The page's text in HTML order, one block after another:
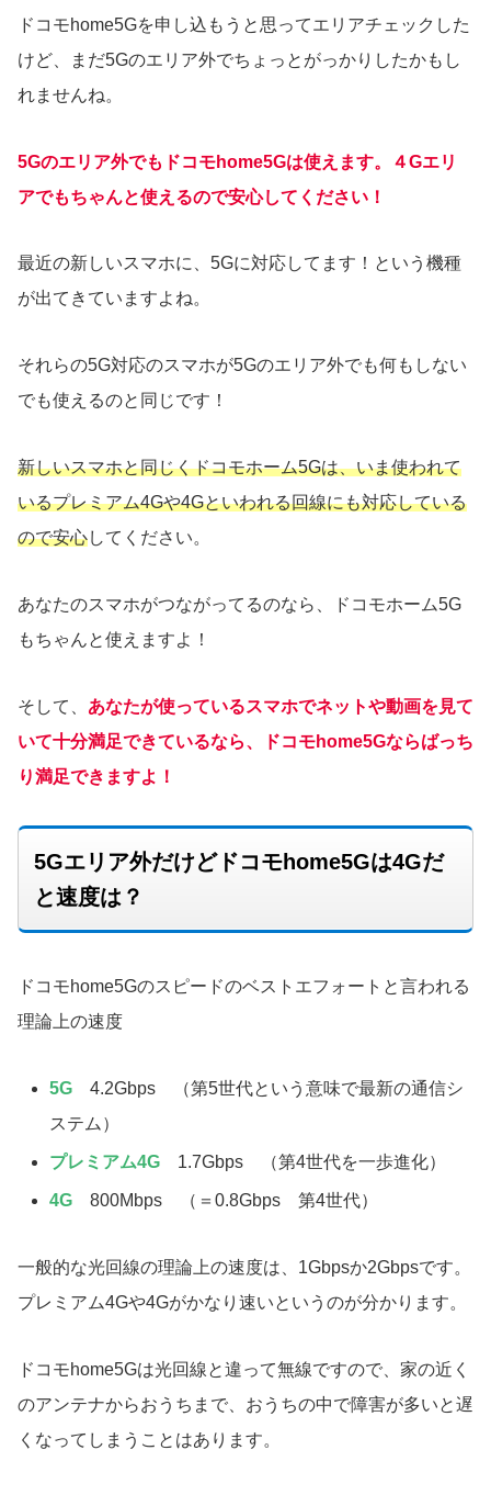
ドコモhome5Gを申し込もうと思ってエリアチェックした
けど、まだ5Gのエリア外でちょっとがっかりしたかもし
れませんね。
5Gのエリア外でもドコモhome5Gは使えます。４Gエリ
アでもちゃんと使えるので安心してください！
最近の新しいスマホに、5Gに対応してます！という機種
が出てきていますよね。
それらの5G対応のスマホが5Gのエリア外でも何もしない
でも使えるのと同じです！
新しいスマホと同じくドコモホーム5Gは、いま使われて
いるプレミアム4Gや4Gといわれる回線にも対応している
ので安心してください。
あなたのスマホがつながってるのなら、ドコモホーム5G
もちゃんと使えますよ！
そして、 あなたが使っているスマホでネットや動画を見て
いて十分満足できているなら、ドコモhome5Gならばっち
り満足できますよ！
5Gエリア外だけどドコモhome5Gは4Gだ
と速度は？
ドコモhome5Gのスピードのベストエフォートと言われる
理論上の速度
5G 4.2Gbps （第5世代という意味で最新の通信シ
ステム）
プレミアム4G 1.7Gbps （第4世代を一歩進化）
4G 800Mbps （＝0.8Gbps 第4世代）
一般的な光回線の理論上の速度は、1Gbpsか2Gbpsです。
プレミアム4Gや4Gがかなり速いというのが分かります。
ドコモhome5Gは光回線と違って無線ですので、家の近く
のアンテナからおうちまで、おうちの中で障害が多いと遅
くなってしまうことはあります。